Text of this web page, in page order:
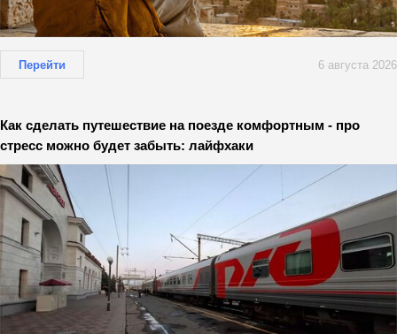
Перейти 6 августа 2026
Как сделать путешествие на поезде комфортным - про
стресс можно будет забыть: лайфхаки